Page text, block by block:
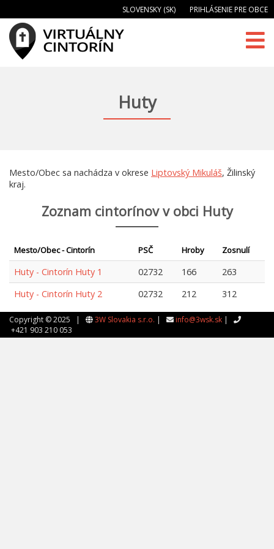
SLOVENSKY (SK) PRIHLÁSENIE PRE OBCE
Huty
Mesto/Obec sa nachádza v okrese Liptovský Mikuláš, Žilinský
kraj.
Zoznam cintorínov v obci Huty
Mesto/Obec - Cintorín PSČ Hroby Zosnulí
Huty - Cintorín Huty 1 02732 166
263
Huty - Cintorín Huty 2
02732 212 312
Copyright © 2025 | 3W Slovakia s.r.o. | info@3wsk.sk |
+421 903 210 053